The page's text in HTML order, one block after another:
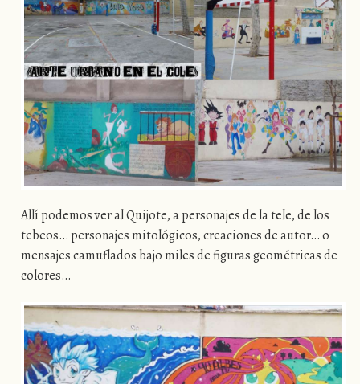
Allí podemos ver al Quijote, a personajes de la tele, de los
tebeos… personajes mitológicos, creaciones de autor… o
mensajes camuflados bajo miles de figuras geométricas de
colores…